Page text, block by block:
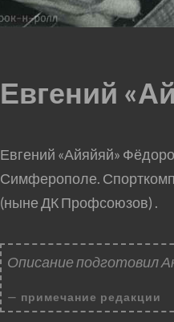
Евгений
Евгений «Айяйяй»
Симферополе.
(ныне ДК Профсоюзов) .
Описание подготовил
примечание редакции